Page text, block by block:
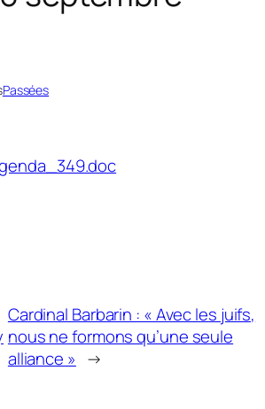
Passées
Cardinal Barbarin : « Avec les juifs,
nous ne formons qu’une seule
alliance » →